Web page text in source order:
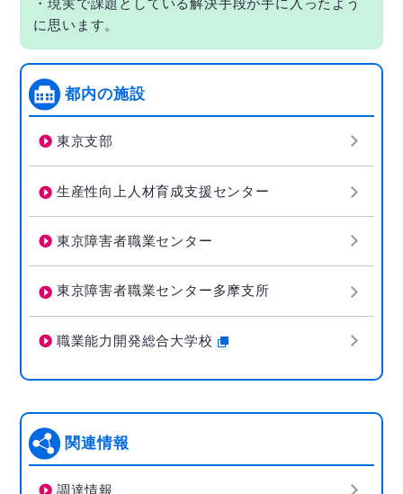
・現実で課題としている解決手段が手に入ったよう
に思います。
都内の施設
東京支部
生産性向上人材育成支援センター
東京障害者職業センター
東京障害者職業センター多摩支所
職業能力開発総合大学校
関連情報
調達情報